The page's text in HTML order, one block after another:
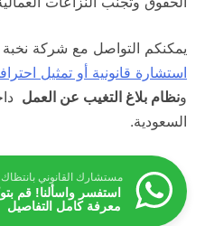
يمكنكم التواصل مع شركة
استشارة قانونية أو تمثيل
ونظام بلاغ التغيب عن العمل
السعودية.
مستشارك القانوني بانتظاك
استفسر واسألنا! قم
معرفة كامل التفاصيل